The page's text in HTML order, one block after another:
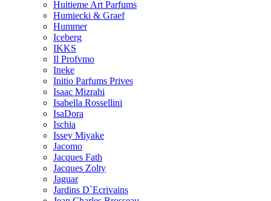
Huitieme Art Parfums
Humiecki & Graef
Hummer
Iceberg
IKKS
Il Profvmo
Ineke
Initio Parfums Prives
Isaac Mizrahi
Isabella Rossellini
IsaDora
Ischia
Issey Miyake
Jacomo
Jacques Fath
Jacques Zolty
Jaguar
Jardins D`Ecrivains